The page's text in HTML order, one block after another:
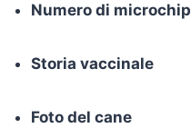
Numero di microchip
Storia vaccinale
Foto del cane